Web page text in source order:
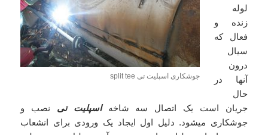
جوشکاری اسپلیت تی split tee
لوله
زنده و
فعال که
سیال
درون
آنها در
حال
جریان است یک اتصال سه شاخهاسپلیت تی نصب و
جوشکاری میشود. دلیل اول ایجاد یک ورودی برای انشعاب